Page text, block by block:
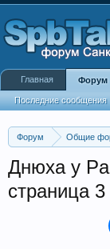
Форум Общие
Днюха у
страница 3
Главная Форум
Последние сообщения